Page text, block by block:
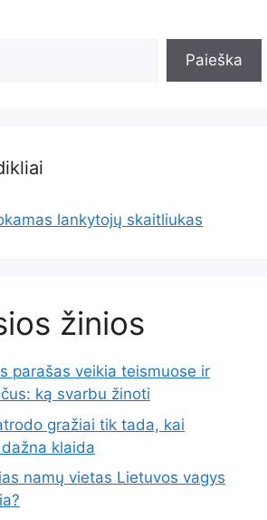
Paieška
žinios
parašas veikia teismuose ir
ką svarbu žinoti
gražiai tik tada, kai
klaida
namų vietas Lietuvos vagys